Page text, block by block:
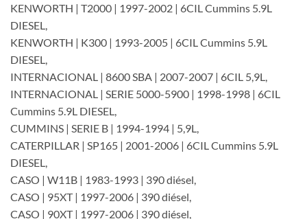
KENWORTH | T2000 | 1997-2002 | 6CIL Cummins 5.9L
DIESEL,
KENWORTH | K300 | 1993-2005 | 6CIL Cummins 5.9L
DIESEL,
INTERNACIONAL | 8600 SBA | 2007-2007 | 6CIL 5,9L,
INTERNACIONAL | SERIE 5000-5900 | 1998-1998 | 6CIL
Cummins 5.9L DIESEL,
CUMMINS | SERIE B | 1994-1994 | 5,9L,
CATERPILLAR | SP165 | 2001-2006 | 6CIL Cummins 5.9L
DIESEL,
CASO | W11B | 1983-1993 | 390 diésel,
CASO | 95XT | 1997-2006 | 390 diésel,
CASO | 90XT | 1997-2006 | 390 diésel,